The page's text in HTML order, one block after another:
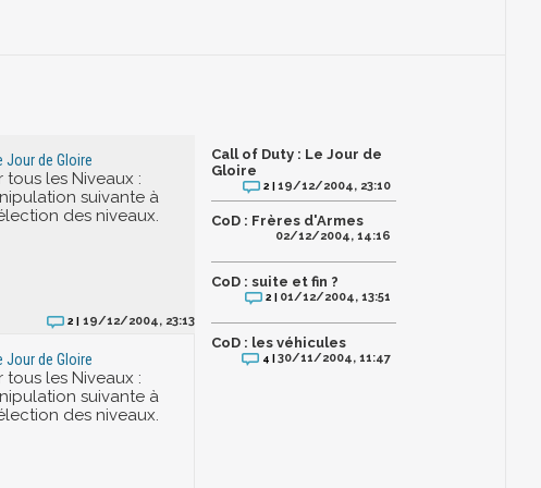
Jour de Gloire
les Niveaux :
suivante à
des niveaux.
2 | 19/12/2004, 23:13
Jour de Gloire
les Niveaux :
suivante à
des niveaux.
Call of Duty : Le Jour de
Gloire
2 |19/12/2004, 23:10
CoD : Frères d'Armes
02/12/2004, 14:16
CoD : suite et fin ?
2 | 01/12/2004, 13:51
CoD : les véhicules
4 |30/11/2004, 11:47